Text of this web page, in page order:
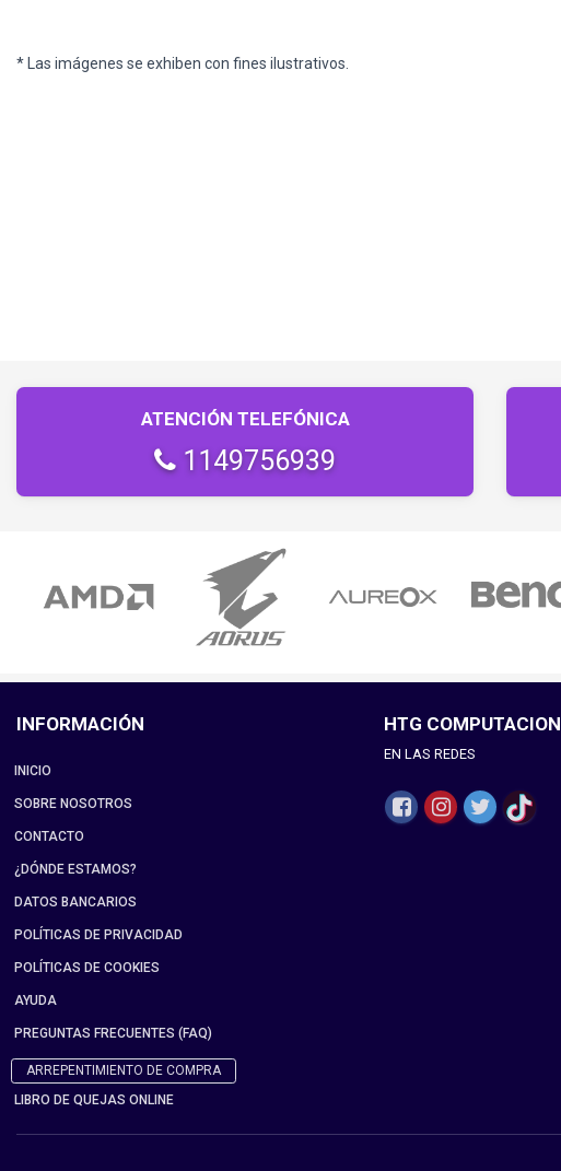
* Las imágenes se exhiben con fines ilustrativos.
ATENCIÓN TELEFÓNICA
1149756939
INFORMACIÓN
INICIO
SOBRE NOSOTROS
CONTACTO
¿DÓNDE ESTAMOS?
DATOS BANCARIOS
POLÍTICAS DE PRIVACIDAD
POLÍTICAS DE COOKIES
AYUDA
PREGUNTAS FRECUENTES (FAQ)
ARREPENTIMIENTO DE COMPRA
LIBRO DE QUEJAS ONLINE
HTG COMPUTACION
EN LAS REDES